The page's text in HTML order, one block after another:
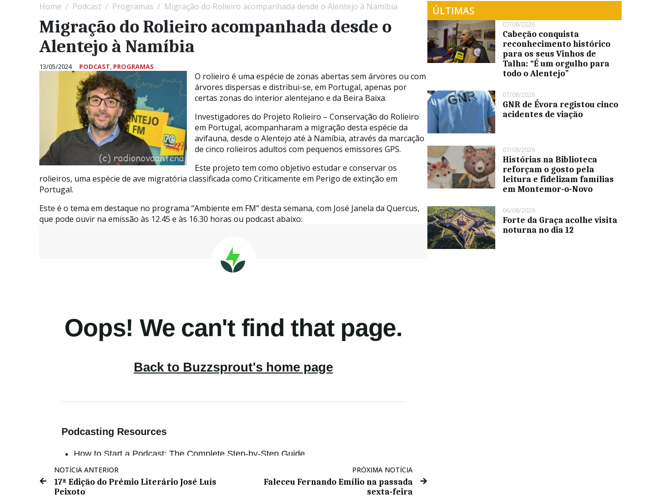
Home Podcast Programas Migração do Rolieiro acompanhada desde o Alentejo à Namíbia
Migração do Rolieiro acompanhada desde o
Alentejo à Namíbia
13/05/2024 PODCAST, PROGRAMAS
O rolieiro é uma espécie de zonas abertas sem árvores ou com
árvores dispersas e distribui-se, em Portugal, apenas por
certas zonas do interior alentejano e da Beira Baixa.
Investigadores do Projeto Rolieiro – Conservação do Rolieiro
em Portugal, acompanharam a migração desta espécie da
avifauna, desde o Alentejo até à Namíbia, através da marcação
de cinco rolieiros adultos com pequenos emissores GPS.
Este projeto tem como objetivo estudar e conservar os
rolieiros, uma espécie de ave migratória classificada como Criticamente em Perigo de extinção em
Portugal.
Este é o tema em destaque no programa “Ambiente em FM” desta semana, com José Janela da Quercus,
que pode ouvir na emissão às 12.45 e às 16.30 horas ou podcast abaixo:
NOTÍCIA ANTERIOR
17ª Edição do Prémio Literário José Luís
Peixoto
PRÓXIMA NOTÍCIA
Faleceu Fernando Emílio na passada
sexta-feira
ÚLTIMAS
07/08/2026
Cabeção conquista
reconhecimento histórico
para os seus Vinhos de
Talha: “É um orgulho para
todo o Alentejo”
07/08/2026
GNR de Évora registou cinco
acidentes de viação
07/08/2026
Histórias na Biblioteca
reforçam o gosto pela
leitura e fidelizam famílias
em Montemor-o-Novo
06/08/2026
Forte da Graça acolhe visita
noturna no dia 12